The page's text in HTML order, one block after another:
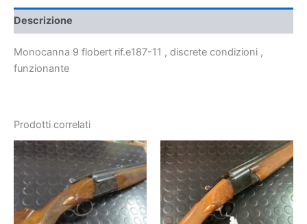
Descrizione
Monocanna 9 flobert rif.e187-11 , discrete condizioni ,
funzionante
Prodotti correlati